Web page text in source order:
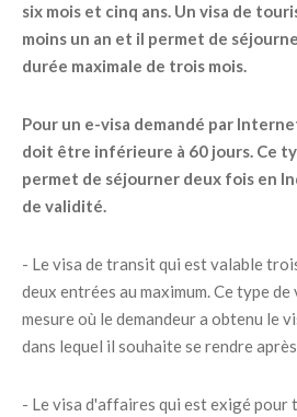
six mois et cinq ans. Un visa de
moins un an et il permet de
durée maximale de trois mois.
Pour un e-visa demandé par
doit être inférieure à 60 jours. Ce
permet de séjourner deux fois en
de validité.
- Le visa de transit qui est valable
deux entrées au maximum. Ce type
mesure où le demandeur a obtenu le
dans lequel il souhaite se rendre
- Le visa d'affaires qui est exigé pour